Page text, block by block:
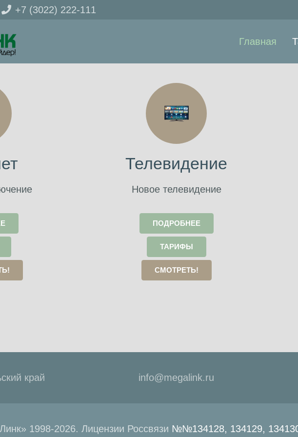
+7 (3022) 222-111
Главная
Телевидение
Новое телевидение
ПОДРОБНЕЕ
ТАРИФЫ
СМОТРЕТЬ!
край info@megalink.ru
1998-2026. Лицензии Россвязи №№134128, 134129,